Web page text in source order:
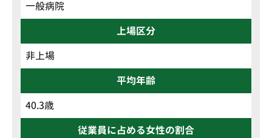
一般病院
上場区分
非上場
平均年齢
40.3歳
従業員に占める女性の割合